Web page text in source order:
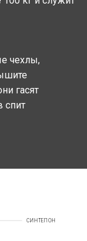
чехлы,
гасят
спит
СИНТЕПОН